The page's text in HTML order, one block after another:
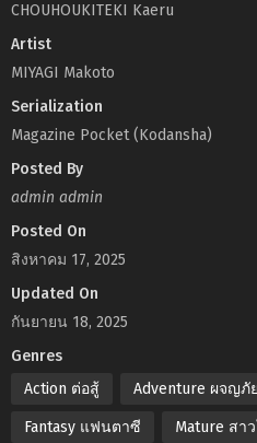
CHOUHOUKITEKI Kaeru
Artist
MIYAGI Makoto
Serialization
Magazine Pocket (Kodansha)
Posted By
admin admin
Posted On
สิงหาคม 17, 2025
Updated On
กันยายน 18, 2025
Genres
Action ต่อสู้
Adventure ผจญภัย
Fantasy แฟนตาซี Mature สา